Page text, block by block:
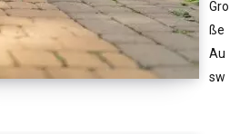
Gro
ße
Au
sw